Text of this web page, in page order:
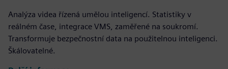
Analýza videa řízená umělou inteligencí. Statistiky v
reálném čase, integrace VMS, zaměřené na soukromí.
Transformuje bezpečnostní data na použitelnou inteligenci.
Škálovatelné.